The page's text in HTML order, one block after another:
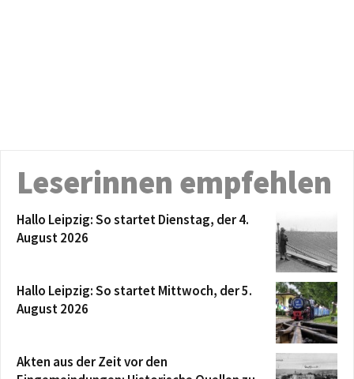
Leserinnen empfehlen
Hallo Leipzig: So startet Dienstag, der 4.
August 2026
Hallo Leipzig: So startet Mittwoch, der 5.
August 2026
Akten aus der Zeit vor den